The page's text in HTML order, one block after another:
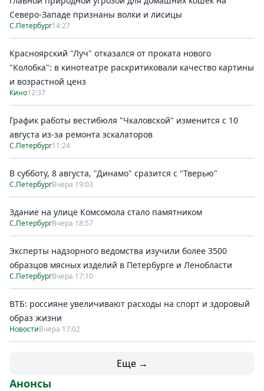
Северо-Западе признаны волки и лисицы
С.Петербург14:27
Красноярский "Луч" отказался от проката нового
"Колобка": в кинотеатре раскритиковали качество картины
и возрастной ценз
Кино12:37
График работы вестибюля "Чкаловской" изменится с 10
августа из-за ремонта эскалаторов
С.Петербург11:24
В субботу, 8 августа, "Динамо" сразится с "Тверью"
С.ПетербургВчера 19:03
Здание на улице Комсомола стало памятником
С.ПетербургВчера 18:57
Эксперты надзорного ведомства изучили более 3500
образцов мясных изделий в Петербурге и Ленобласти
С.ПетербургВчера 17:10
ВТБ: россияне увеличивают расходы на спорт и здоровый
образ жизни
НовостиВчера 17:02
Еще →
Анонсы